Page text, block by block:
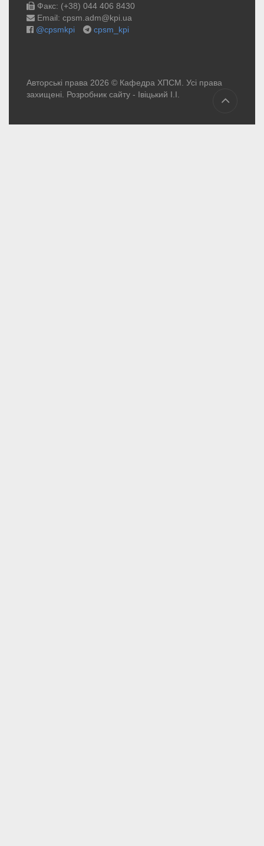
Факс: (+38) 044 406 8430
Email: cpsm.adm@kpi.ua
@cpsmkpi
cpsm_kpi
Авторські права 2026 © Кафедра ХПСМ. Усі права
захищені. Розробник сайту - Івіцький І.І.